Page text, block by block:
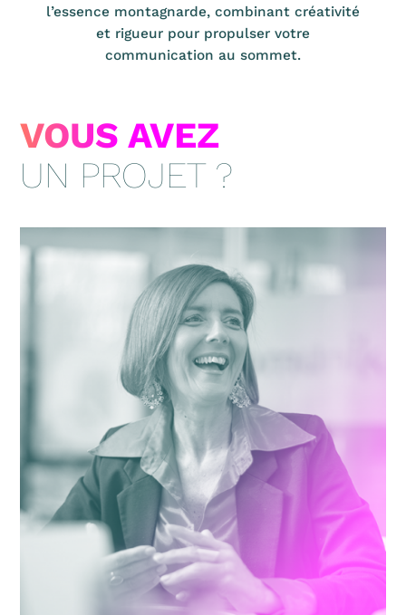
l’essence montagnarde, combinant créativité
et rigueur pour propulser votre
communication au sommet.
VOUS AVEZ
UN PROJET ?